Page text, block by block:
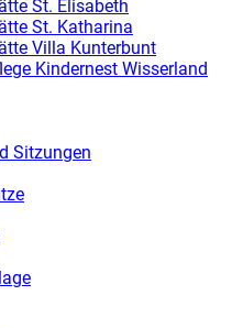
St. Elisabeth
St. Katharina
Villa Kunterbunt
Kindernest Wisserland
Sitzungen